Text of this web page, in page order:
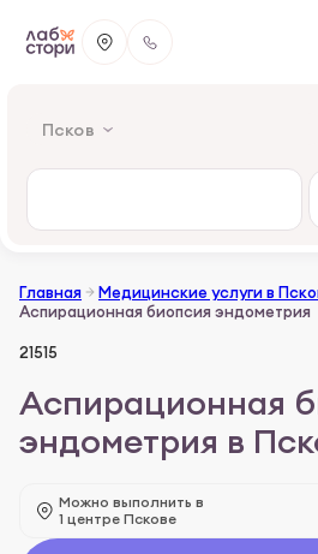
Псков
Главная
Медицинские услуги в
Аспирационная биопсия эндометрия
21515
Аспирационная
эндометрия в
Можно выполнить в
1 центре Пскове